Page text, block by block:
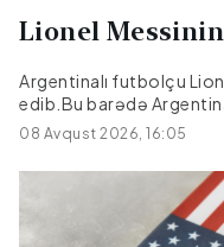
Lionel
Argentinalı futbolçu
edib.Bu barədə
Messi müalicə olunduğu
dəyişib.Onun
bildirilir.
08 Avqust 2026, 16:05